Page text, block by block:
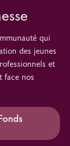
qui
des jeunes
et
face nos